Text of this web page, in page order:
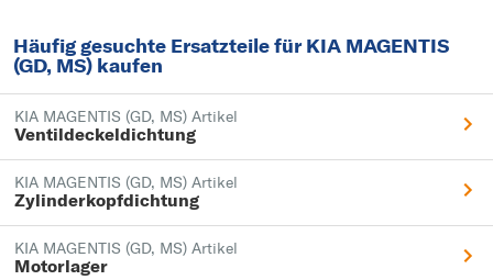
Häufig gesuchte Ersatzteile für KIA MAGENTIS
(GD, MS) kaufen
KIA MAGENTIS (GD, MS) Artikel
Ventildeckeldichtung
KIA MAGENTIS (GD, MS) Artikel
Zylinderkopfdichtung
KIA MAGENTIS (GD, MS) Artikel
Motorlager